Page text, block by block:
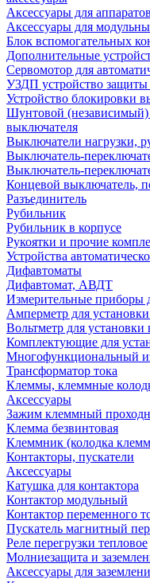
Аксессуары для
Аксессуары для
Блок вспомогательных
Дополнительные
Сервомотор для
УЗДП устройство защиты
Устройство блокировки
Шунтовой (независимый)
выключателя
Выключатели нагрузки,
Выключатель-
Выключатель-
Концевой выключатель,
Разъединитель
Рубильник
Рубильник в корпусе
Рукоятки и прочие
Устройства
Дифавтоматы
Дифавтомат, АВДТ
Измерительные приборы
Амперметр для
Вольтметр для
Комплектующие для
Многофункциональный
Трансформатор тока
Клеммы, клеммные
Аксессуары
Зажим клеммный
Клемма безвинтовая
Клеммник (колодка
Контакторы, пускатели
Аксессуары
Катушка для контактора
Контактор модульный
Контактор переменного
Пускатель магнитный
Реле перегрузки тепловое
Молниезащита и
Аксессуары для